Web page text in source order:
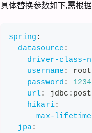
具体替换参数如下,需根
spring :
datasource :
driver-class-
username :
root
password :
url: jdbc :
hikari:
max-lifetime
jpa: